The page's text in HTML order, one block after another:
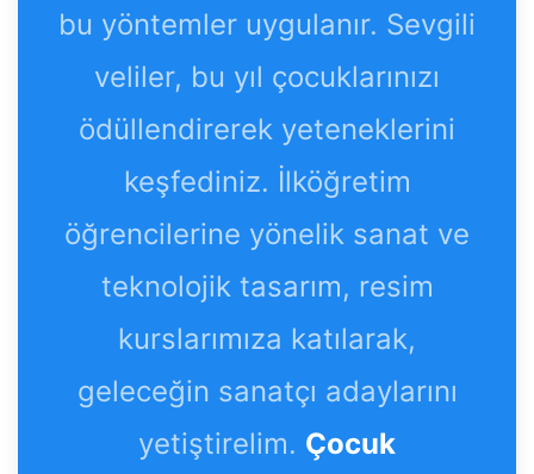
bu yöntemler uygulanır. Sevgili
veliler, bu yıl çocuklarınızı
ödüllendirerek yeteneklerini
keşfediniz. İlköğretim
öğrencilerine yönelik sanat ve
teknolojik tasarım, resim
kurslarımıza katılarak,
geleceğin sanatçı adaylarını
yetiştirelim. Çocuk